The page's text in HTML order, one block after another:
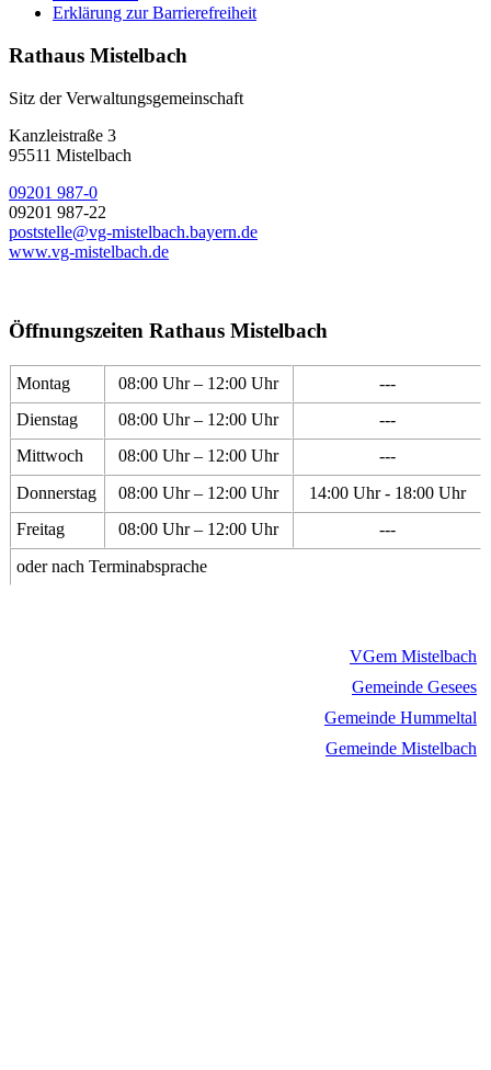
Erklärung zur Barrierefreiheit
Rathaus Mistelbach
Sitz der Verwaltungsgemeinschaft
Kanzleistraße 3
95511 Mistelbach
09201 987-0
09201 987-22
poststelle@vg-mistelbach.bayern.de
www.vg-mistelbach.de
Öffnungszeiten Rathaus Mistelbach
Montag 08:00 Uhr – 12:00 Uhr
---
Dienstag
08:00 Uhr – 12:00 Uhr
---
Mittwoch
08:00 Uhr – 12:00 Uhr
---
Donnerstag
08:00 Uhr – 12:00 Uhr
14:00 Uhr - 18:00 Uhr
Freitag
08:00 Uhr – 12:00 Uhr
---
oder nach Terminabsprache
VGem Mistelbach
Gemeinde Gesees
Gemeinde Hummeltal
Gemeinde Mistelbach